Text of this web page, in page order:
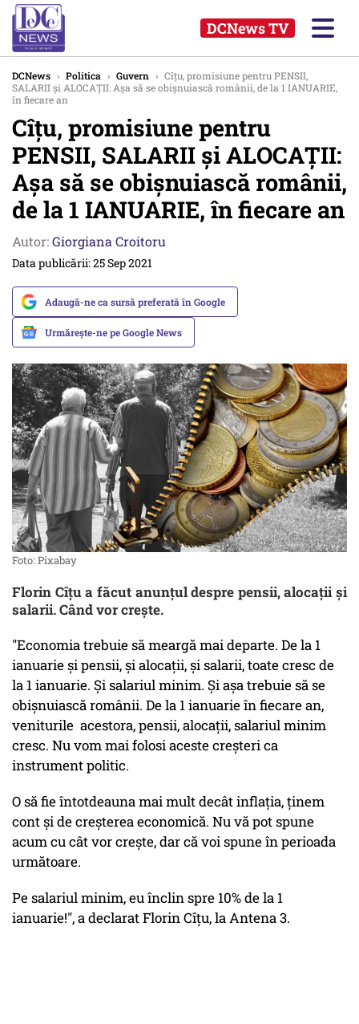
DCNews TV
DCNews › Politica › Guvern › Cîțu, promisiune pentru PENSII,
SALARII și ALOCAȚII: Așa să se obișnuiască românii, de la 1 IANUARIE,
în fiecare an
Cîțu, promisiune pentru
PENSII, SALARII și ALOCAȚII:
Așa să se obișnuiască românii,
de la 1 IANUARIE, în fiecare an
Autor:Giorgiana Croitoru
Data publicării: 25 Sep 2021
Adaugă-ne ca sursă preferată în Google
Urmărește-ne pe Google News
Foto: Pixabay
Florin Cîțu a făcut anunțul despre pensii, alocații și
salarii. Când vor crește.
"Economia trebuie să meargă mai departe. De la 1
ianuarie și pensii, și alocații, și salarii, toate cresc de
la 1 ianuarie. Și salariul minim. Și așa trebuie să se
obișnuiască românii. De la 1 ianuarie în fiecare an,
veniturile acestora, pensii, alocații, salariul minim
cresc. Nu vom mai folosi aceste creșteri ca
instrument politic.
O să fie întotdeauna mai mult decât inflația, ținem
cont și de creșterea economică. Nu vă pot spune
acum cu cât vor crește, dar că voi spune în perioada
următoare.
Pe salariul minim, eu înclin spre 10% de la 1
ianuarie!", a declarat Florin Cîțu, la Antena 3.